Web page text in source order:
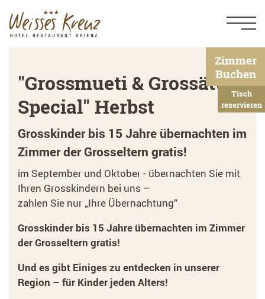
Zimmer
Buchen
Tisch
reservieren
"Grossmueti & Grossätti
Special" Herbst
Grosskinder bis 15 Jahre übernachten im
Zimmer der Grosseltern gratis!
im September und Oktober - übernachten Sie mit
Ihren Grosskindern bei uns –
zahlen Sie nur „Ihre Übernachtung“
Grosskinder bis 15 Jahre übernachten im Zimmer
der Grosseltern gratis!
Und es gibt Einiges zu entdecken in unserer
Region – für Kinder jeden Alters!